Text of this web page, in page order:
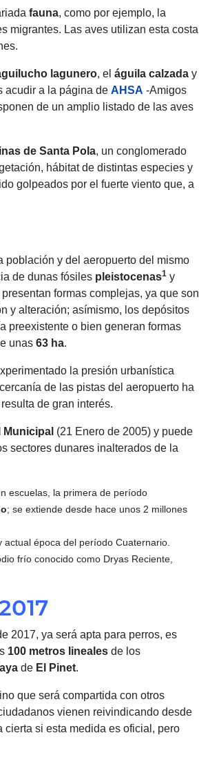
fauna, como por ejemplo, la
migrantes. Las aves utilizan esta costa
lagunero, el águila calzada y
acudir a la página de AHSA -Amigos
de un amplio listado de las aves
de Santa Pola, un conglomerado
hábitat de distintas especies y
golpeados por el fuerte viento que, a
población y del aeropuerto del mismo
de dunas fósiles pleistocenas1 y
presentan formas complejas, ya que son
y alteración; asímismo, los depósitos
preexistente o bien generan formas
unas 63 ha.
la presión urbanística
de las pistas del aeropuerto ha
de gran interés.
Municipal (21 Enero de 2005) y puede
sectores dunares inalterados de la
escuelas, la primera de período
; se extiende desde hace unos 2 millones
época del período Cuaternario.
frío conocido como Dryas Reciente,
2017, ya será apta para perros, es
100 metros lineales de los
de El Pinet.
que será compartida con otros
vienen reivindicando desde
cierta si esta medida es oficial, pero